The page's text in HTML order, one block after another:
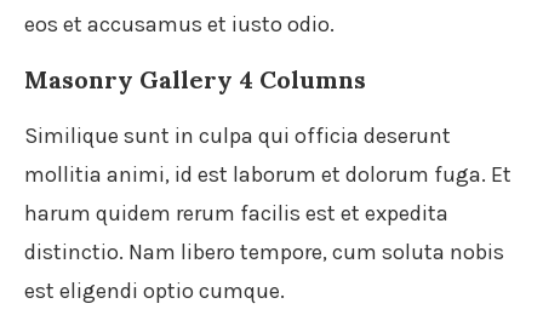
eos et accusamus et iusto odio.
Masonry Gallery 4 Columns
Similique sunt in culpa qui officia deserunt
mollitia animi, id est laborum et dolorum fuga. Et
harum quidem rerum facilis est et expedita
distinctio. Nam libero tempore, cum soluta nobis
est eligendi optio cumque.